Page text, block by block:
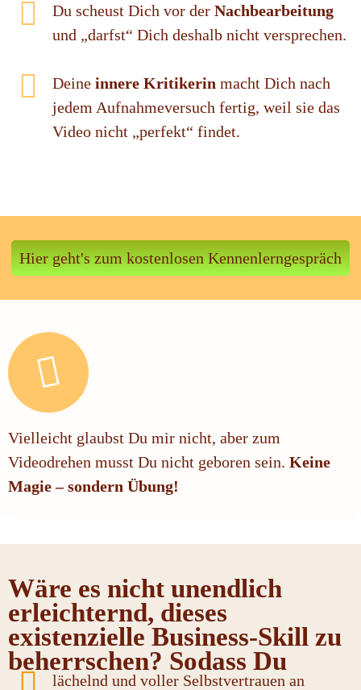
Du scheust Dich vor der Nachbearbeitung
und „darfst“ Dich deshalb nicht versprechen.
Deine innere Kritikerin macht Dich nach
jedem Aufnahmeversuch fertig, weil sie das
Video nicht „perfekt“ findet.
Hier geht's zum kostenlosen Kennenlerngespräch
Vielleicht glaubst Du mir nicht, aber zum
Videodrehen musst Du nicht geboren sein. Keine
Magie – sondern Übung!
Wäre es nicht unendlich
erleichternd, dieses
existenzielle Business-Skill zu
beherrschen? Sodass Du
lächelnd und voller Selbstvertrauen an